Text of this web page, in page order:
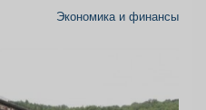
Экономика и финансы